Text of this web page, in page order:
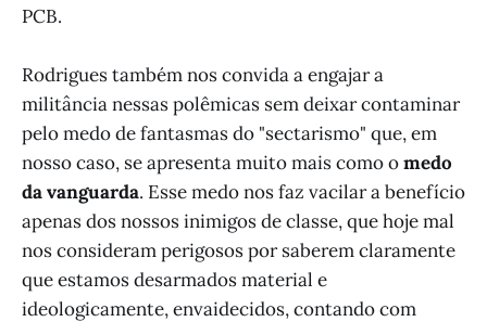
PCB.
Rodrigues também nos convida a engajar a
militância nessas polêmicas sem deixar contaminar
pelo medo de fantasmas do "sectarismo" que, em
nosso caso, se apresenta muito mais como omedo
da vanguarda. Esse medo nos faz vacilar a benefício
apenas dos nossos inimigos de classe, que hoje mal
nos consideram perigosos por saberem claramente
que estamos desarmados material e
ideologicamente, envaidecidos, contando com